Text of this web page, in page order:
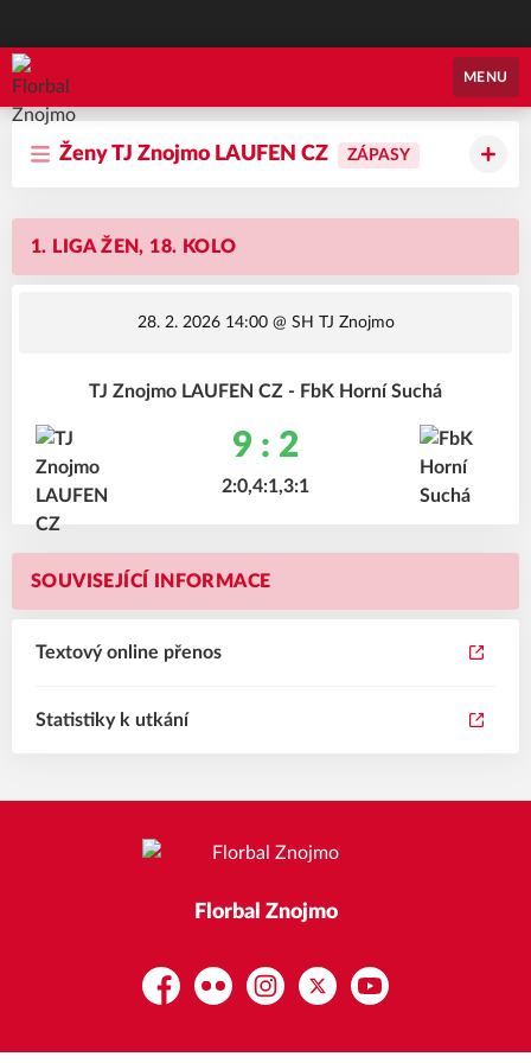
Florbal Znojmo
MENU
Ženy TJ Znojmo LAUFEN CZ ZÁPASY
1. LIGA ŽEN, 18. KOLO
28. 2. 2026 14:00@ SH TJ Znojmo
TJ Znojmo LAUFEN CZ - FbK Horní Suchá
9 : 2
2:0,4:1,3:1
SOUVISEJÍCÍ INFORMACE
Textový online přenos
Statistiky k utkání
Florbal Znojmo
FacebookFlickr InstagramPlatform X
YouTube